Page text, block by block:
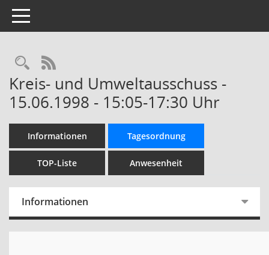
Toggle navigation
Rechercheauswahl
RSS-Feed
Kreis- und Umweltausschuss -
15.06.1998 - 15:05-17:30 Uhr
Informationen Tagesordnung
TOP-Liste Anwesenheit
Informationen